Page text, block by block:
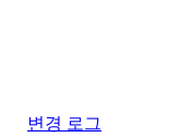
변경 로그